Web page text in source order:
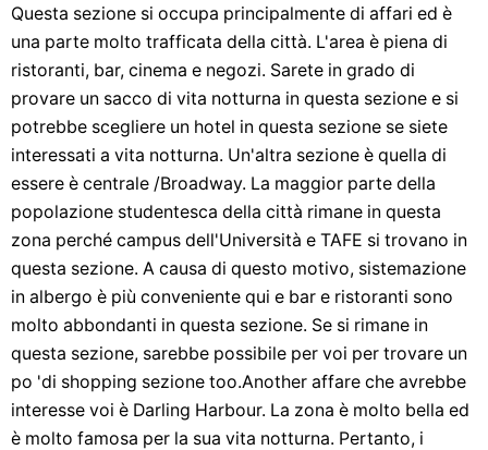
Questa sezione si occupa principalmente di affari ed è
una parte molto trafficata della città. L'area è piena di
ristoranti, bar, cinema e negozi. Sarete in grado di
provare un sacco di vita notturna in questa sezione e si
potrebbe scegliere un hotel in questa sezione se siete
interessati a vita notturna. Un'altra sezione è quella di
essere è centrale /Broadway. La maggior parte della
popolazione studentesca della città rimane in questa
zona perché campus dell'Università e TAFE si trovano in
questa sezione. A causa di questo motivo, sistemazione
in albergo è più conveniente qui e bar e ristoranti sono
molto abbondanti in questa sezione. Se si rimane in
questa sezione, sarebbe possibile per voi per trovare un
po 'di shopping sezione too.Another affare che avrebbe
interesse voi è Darling Harbour. La zona è molto bella ed
è molto famosa per la sua vita notturna. Pertanto, i